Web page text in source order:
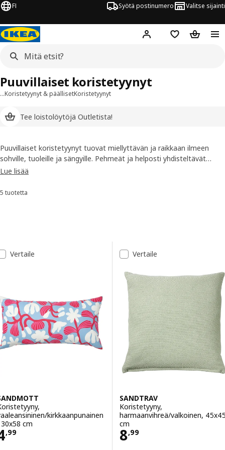
FI Syötä postinumero Valitse sijainti
Hej! Kirjaudu sisään
Suosikit
…Koristetyynyt & päällisetKoristetyynyt
Tee loistolöytöjä Outletista!
Puuvillaiset koristetyynyt
Puuvillaiset koristetyynyt tuovat miellyttävän ja raikkaan ilmeen
sohville, tuoleille ja sängyille. Pehmeät ja helposti yhdisteltävät
tyynyt lisäävät kotiin väriä, pintaa ja persoonallisuutta, jotta arjen
kutsuvammilta.
Lue lisää
Lajittele ja suodata
5 tuotetta
Tulosluettelo
Vertaile
kirkkaanpunainen
cm
,99 4,99
Vertaile
SANDTRAV
Koristetyyny,
harmaanvihreä/valkoinen,
cm
8,99
Hinta 8,99